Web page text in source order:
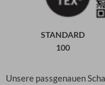
STANDARD
100
Unsere passgenauen